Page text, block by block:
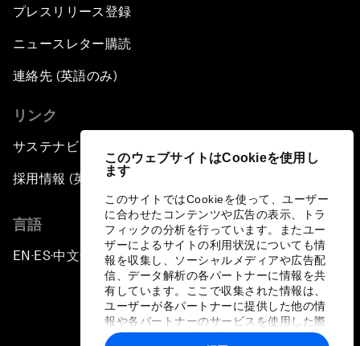
このウェブサイトはCookieを使用し
ます
このサイトではCookieを使って、ユーザー
に合わせたコンテンツや広告の表示、トラ
フィックの分析を行っています。またユー
ザーによるサイトの利用状況についても情
報を収集し、ソーシャルメディアや広告配
信、データ解析の各パートナーに情報を共
有しています。ここで収集された情報は、
ユーザーが各パートナーに提供した他の情
報や各パートナーのサービスを使用した際
に収集された情報と組み合わされ、各パー
プレスリリース登録
ニュースレター購読
連絡先 (英語のみ)
リンク
サステナビリティへの取り組み
採用情報 (英語のみ)
言語
EN ▪ ES▪中文▪ 日本語